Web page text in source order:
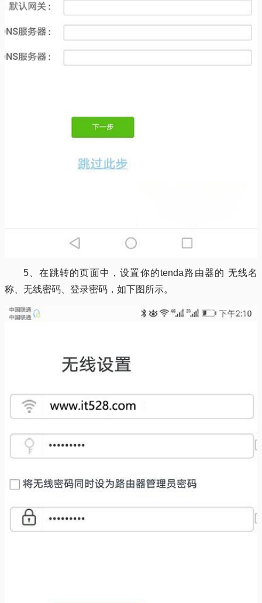
5、在跳转的页面中，设置你的tenda路由器的 无线名
称、无线密码、登录密码，如下图所示。